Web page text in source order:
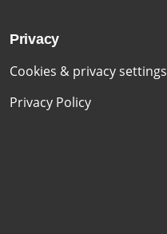
Privacy
Cookies & privacy settings
Privacy Policy